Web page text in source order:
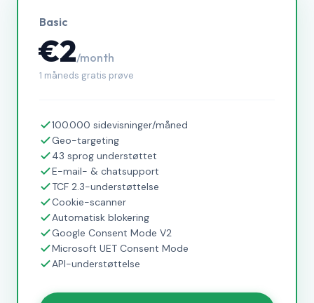
Basic
€2/month
1 måneds gratis prøve
100.000 sidevisninger/måned
Geo-targeting
43 sprog understøttet
E-mail- & chatsupport
TCF 2.3-understøttelse
Cookie-scanner
Automatisk blokering
Google Consent Mode V2
Microsoft UET Consent Mode
API-understøttelse